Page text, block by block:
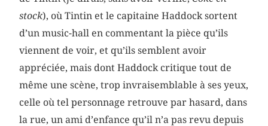
stock), où Tintin et le capitaine Haddock sortent
d’un music-hall en commentant la pièce qu’ils
viennent de voir, et qu’ils semblent avoir
appréciée, mais dont Haddock critique tout de
même une scène, trop invraisemblable à ses yeux,
celle où tel personnage retrouve par hasard, dans
la rue, un ami d’enfance qu’il n’a pas revu depuis